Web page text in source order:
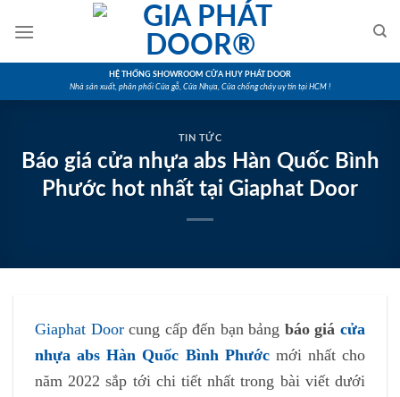
HỆ THỐNG SHOWROOM CỬA HUY PHÁT DOOR
Nhà sản xuất, phân phối Cửa gỗ, Cửa Nhựa, Cửa chống cháy uy tín tại HCM !
TIN TỨC
Báo giá cửa nhựa abs Hàn Quốc Bình
Phước hot nhất tại Giaphat Door
Giaphat Doorcung cấp đến bạn bảng báo giácửa
nhựa abs Hàn Quốc Bình Phướcmới nhất cho
năm 2022 sắp tới chi tiết nhất trong bài viết dưới